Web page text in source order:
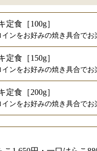
食［100g］
ンをお好みの焼き具合でお
食［150g］
ンをお好みの焼き具合でお
食［200g］
ンをお好みの焼き具合でお